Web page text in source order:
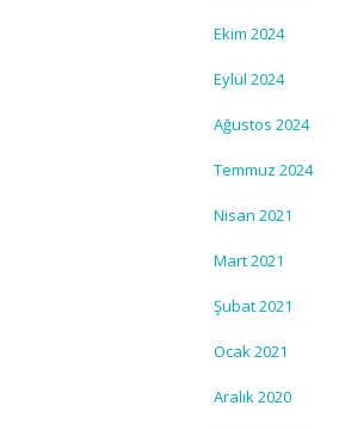
Ekim 2024
Eylül 2024
Ağustos 2024
Temmuz 2024
Nisan 2021
Mart 2021
Şubat 2021
Ocak 2021
Aralık 2020